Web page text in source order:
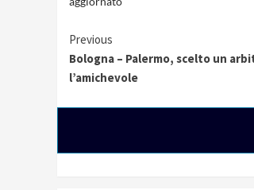
Continue
Reading
Previous
Bologna – Palermo, scelto un
l’amichevole